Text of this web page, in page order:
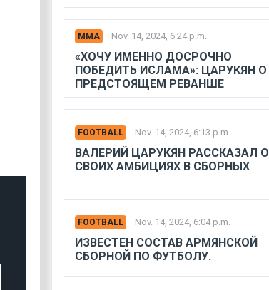
MMA Nov. 14, 2024, 6:24 p.m.
«ХОЧУ ИМЕННО ДОСРОЧНО
ПОБЕДИТЬ ИСЛАМА»: ЦАРУКЯН О
ПРЕДСТОЯЩЕМ РЕВАНШЕ
FOOTBALL Nov. 14, 2024, 6:13 p.m.
ВАЛЕРИЙ ЦАРУКЯН РАССКАЗАЛ О
СВОИХ АМБИЦИЯХ В СБОРНЫХ
FOOTBALL Nov. 14, 2024, 6:04 p.m.
ИЗВЕСТЕН СОСТАВ АРМЯНСКОЙ
СБОРНОЙ ПО ФУТБОЛУ.